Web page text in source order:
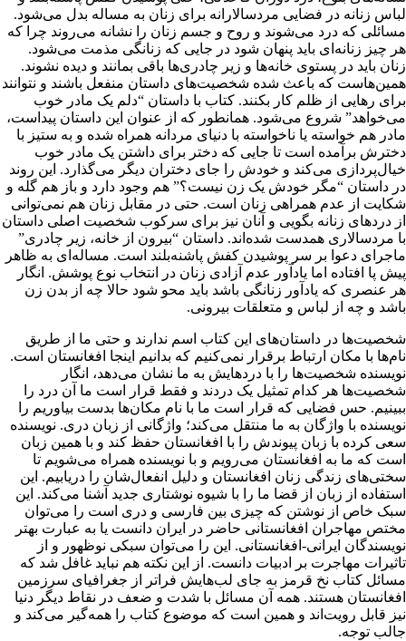
لباس زنانه در فضایی مردسالارانه برای زنان به مساله بدل می‌شود.
مسائلی که درد می‌شوند و روح و جسم زنان را نشانه می‌روند چرا که
هر چیز زنانه‌ای باید پنهان شود در جایی که زنانگی مذمت می‌شود.
زنان باید در پستوی خانه‌ها و زیر چادری‌ها باقی بمانند و دیده نشوند.
همین‌هاست که باعث شده شخصیت‌های داستان منفعل باشند و نتوانند
برای رهایی از ظلم کار بکنند. کتاب با داستان “دلم یک مادر خوب
می‌خواهد” شروع می‌شود. همانطور که از عنوان این داستان پیداست،
مادر هم خواسته یا ناخواسته با دنیای مردانه همراه شده و به ستیز با
دخترش برآمده است تا جایی که دختر برای داشتن یک مادر خوب
خیال‌پردازی می‌کند و خودش را جای دختران دیگر می‌گذارد. این روند
در داستان “مگر خودش یک زن نیست؟” هم وجود دارد و باز هم گله و
شکایت از عدم همراهی زنان است. حتی در مقابل زنان هم نمی‌توانی
از دردهای زنانه بگویی و آنان نیز برای سرکوب شخصیت اصلی داستان
با مردسالاری همدست شده‌اند. داستان “بیرون از خانه، زیر چادری”
ماجرای دعوا بر سر پوشیدن کفش پاشنه‌بلند است. مساله‌ای به ظاهر
پیش پا افتاده اما یادآور عدم آزادی زنان در انتخاب نوع پوشش. انگار
هر عنصری که یادآور زنانگی باشد باید محو شود حالا چه از بدن زن
باشد و چه از لباس و متعلقات بیرونی.
شخصیت‌ها در داستان‌های این کتاب اسم ندارند و حتی ما از طریق
نام‌ها با مکان ارتباط برقرار نمی‌کنیم که بدانیم اینجا افغانستان است.
نویسنده شخصیت‌ها را با دردهایش به ما نشان می‌دهد، انگار
شخصیت‌ها هر کدام تمثیل یک دردند و فقط قرار است ما آن درد را
ببینیم. حس فضایی که قرار است ما با نام مکان‌ها بدست بیاوریم را
نویسنده با واژگان به ما منتقل می‌کند؛ واژگانی از زبان دری. نویسنده
سعی کرده با زبان پیوندش را با افغانستان حفظ کند و با همین زبان
است که ما به افغانستان می‌رویم و با نویسنده همراه می‌شویم تا
سختی‌های زندگی زنان افغانستان و دلیل انفعال‌شان را دریابیم. این
استفاده از زبان از قضا ما را با شیوه نوشتاری جدید آشنا می‌کند. این
سبک خاص از نوشتن که چیزی بین فارسی و دری است را می‌توان
مختص مهاجران افغانستانی حاضر در ایران دانست یا به عبارت بهتر
نویسندگان ایرانی-افغانستانی. این را می‌توان سبکی نوظهور و از
تاثیرات مهاجرت بر ادبیات دانست. از این نکته هم نباید غافل شد که
مسائل کتاب نخ قرمز به جای لب‌هایش فراتر از جغرافیای سرزمین
افغانستان هستند. همه آن مسائل با شدت و ضعف در نقاط دیگر دنیا
نیز قابل رویت‌اند و همین است که موضوع کتاب را همه‌گیر می‌کند و
جالب توجه.